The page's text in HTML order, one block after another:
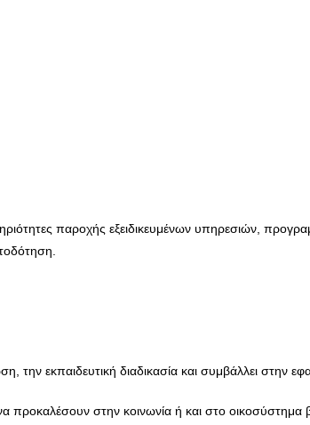
παροχής εξειδικευμένων υπηρεσιών,
την εκπαιδευτική διαδικασία και συμβάλλει στην
στην κοινωνία ή και στο οικοσύστημα